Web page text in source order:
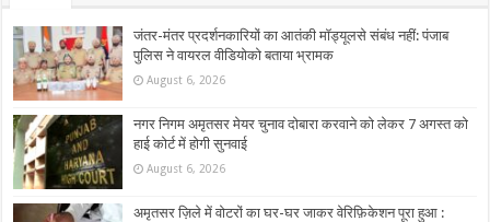
जंतर-मंतर प्रदर्शनकारियों का आतंकी मॉड्यूलसे संबंध नहीं: पंजाब
पुलिस ने वायरल वीडियोको बताया भ्रामक
August 6, 2026
नगर निगम अमृतसर मेयर चुनाव दोबारा करवाने को लेकर 7 अगस्त को
हाई कोर्ट में होगी सुनवाई
August 6, 2026
अमृतसर ज़िले में वोटरों का घर-घर जाकर वेरिफ़िकेशन पूरा हुआ :